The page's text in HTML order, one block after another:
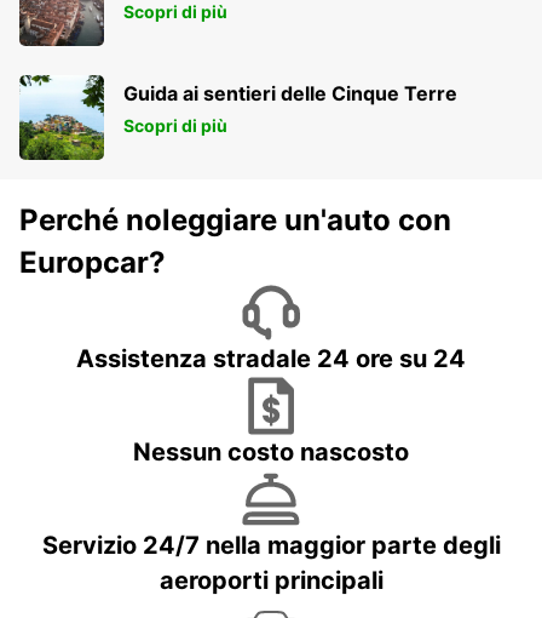
Scopri di più
Guida ai sentieri delle Cinque Terre
Scopri di più
Perché noleggiare un'auto con
Europcar?
Assistenza stradale 24 ore su 24
Nessun costo nascosto
Servizio 24/7 nella maggior parte degli
aeroporti principali